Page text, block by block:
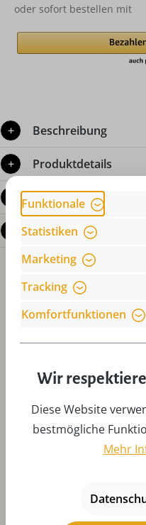
oder sofort bestellen mit
Beschreibung
Produktdetails
Bewertungen
Fragen zum Produkt
Produktgalerie
Zubehör
Funktionale
Statistiken
Marketing
Tracking
Komfortfunktionen
Wir
Diese Website
bestmögliche
Mehr